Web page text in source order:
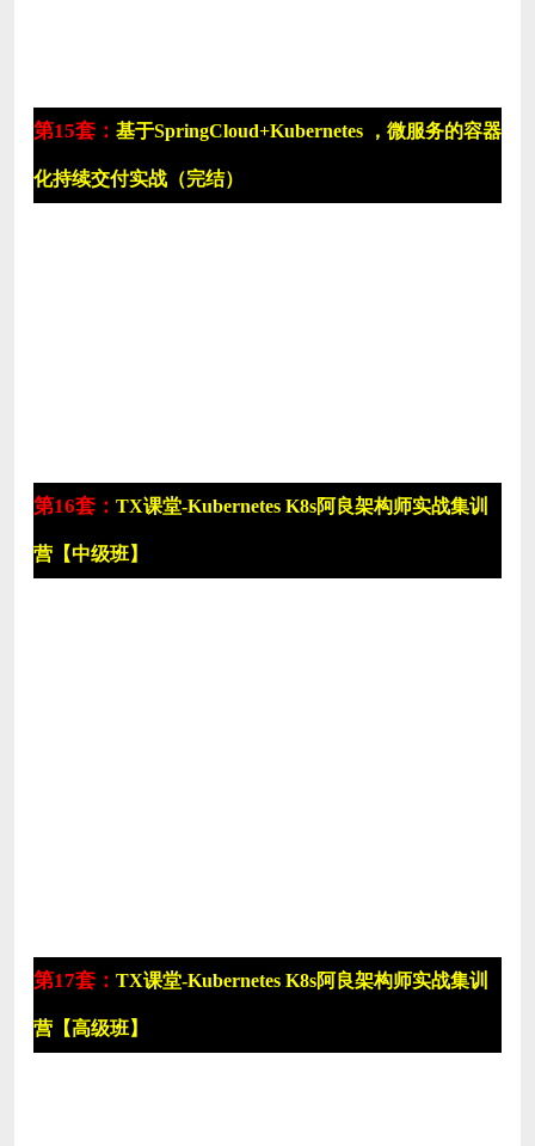
第15套： 基于SpringCloud+Kubernetes ，微服务的容器
化持续交付实战（完结）
第16套： TX课堂-Kubernetes K8s阿良架构师实战集训
营【中级班】
第17套： TX课堂-Kubernetes K8s阿良架构师实战集训
营【高级班】